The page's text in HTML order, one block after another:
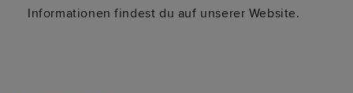
Informationen findest du auf unserer Website.